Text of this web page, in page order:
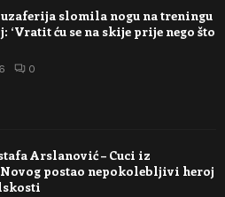
slomila nogu na treningu
‘Vratit ću se na skije prije nego što
0
Arslanović – Cuci iz
postao nepokolebljivi heroj